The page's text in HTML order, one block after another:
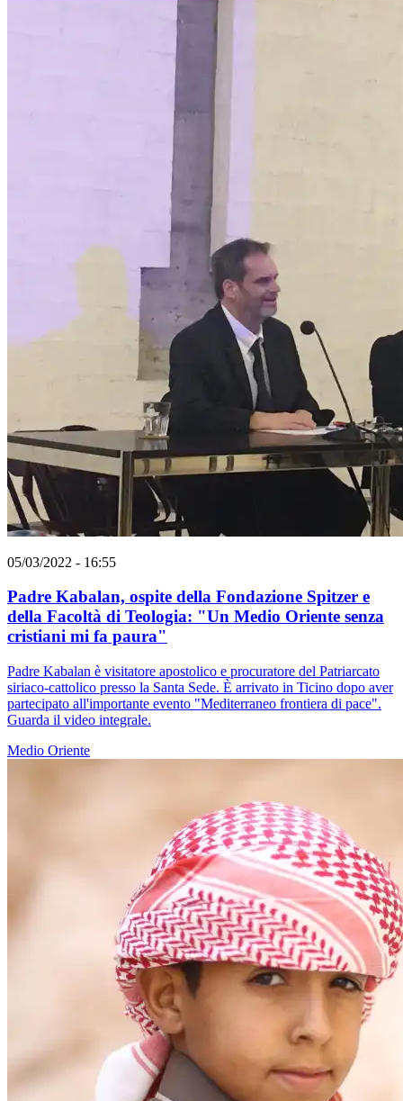
05/03/2022 - 16:55
Padre Kabalan, ospite della Fondazione Spitzer e
della Facoltà di Teologia: "Un Medio Oriente senza
cristiani mi fa paura"
Padre Kabalan è visitatore apostolico e procuratore del Patriarcato
siriaco-cattolico presso la Santa Sede. È arrivato in Ticino dopo aver
partecipato all'importante evento "Mediterraneo frontiera di pace".
Guarda il video integrale.
Medio Oriente